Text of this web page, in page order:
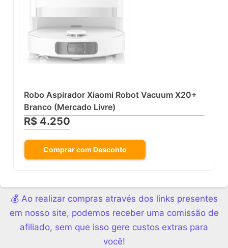
Robo Aspirador Xiaomi Robot Vacuum X20+
Branco (Mercado Livre)
R$ 4.250
Comprar com Desconto
💰 Ao realizar compras através dos links presentes
em nosso site, podemos receber uma comissão de
afiliado, sem que isso gere custos extras para
você!